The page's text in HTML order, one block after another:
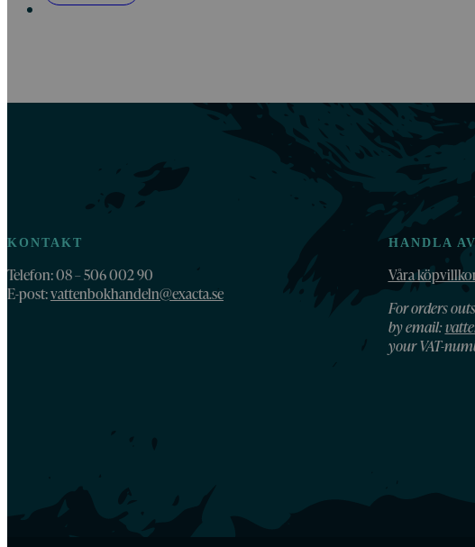
KONTAKT
Telefon: 08 – 506 002 90
E-post:vattenbokhandeln@exacta.se
HANDLA
Våra
For orders
by email:
your VAT-